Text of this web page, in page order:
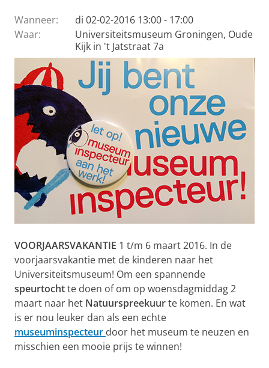
Wanneer:
di 02-02-2016 13:00 - 17:00
Waar:
Universiteitsmuseum Groningen, Oude
Kijk in 't Jatstraat 7a
VOORJAARSVAKANTIE 1 t/m 6 maart 2016. In de
voorjaarsvakantie met de kinderen naar het
Universiteitsmuseum! Om een spannende
speurtochtte doen of om op woensdagmiddag 2
maart naar het Natuurspreekuurte komen. En wat
is er nou leuker dan als een echte
museuminspecteur door het museum te neuzen en
misschien een mooie prijs te winnen!